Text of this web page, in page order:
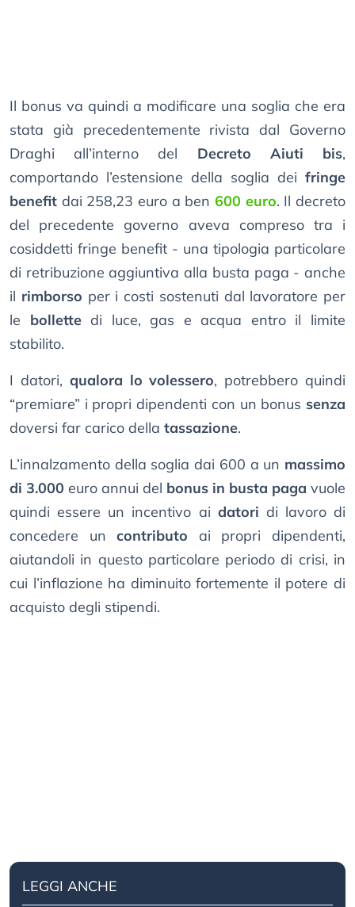
Il bonus va quindi a modificare una soglia che era
stata già precedentemente rivista dal Governo
Draghi all’interno del Decreto Aiuti bis,
comportando l’estensione della soglia dei fringe
benefit dai 258,23 euro a ben 600 euro. Il decreto
del precedente governo aveva compreso tra i
cosiddetti fringe benefit - una tipologia particolare
di retribuzione aggiuntiva alla busta paga - anche
il rimborso per i costi sostenuti dal lavoratore per
le bollettedi luce, gas e acqua entro il limite
stabilito.
I datori, qualora lo volessero, potrebbero quindi
“premiare” i propri dipendenti con un bonus senza
doversi far carico della tassazione.
L’innalzamento della soglia dai 600 a un massimo
di 3.000 euro annui del bonus in busta paga vuole
quindi essere un incentivo ai datori di lavoro di
concedere uncontributo ai propri dipendenti,
aiutandoli in questo particolare periodo di crisi, in
cui l’inflazione ha diminuito fortemente il potere di
acquisto degli stipendi.
LEGGI ANCHE